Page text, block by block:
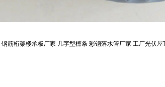
钢筋桁架楼承板厂家 几字型檩条 彩钢落水管厂家 工厂光伏屋